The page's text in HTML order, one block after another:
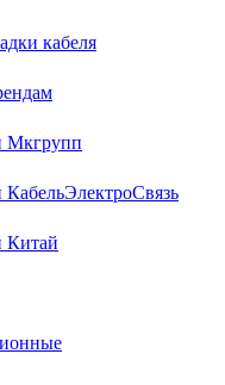
кабеля
Мкгрупп
Китай